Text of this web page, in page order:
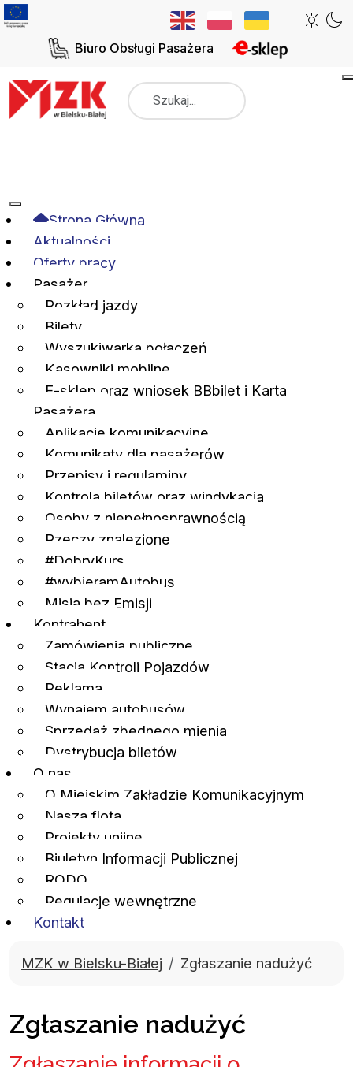
Biuro Obsługi Pasażera
Strona Główna
Aktualności
Oferty pracy
Pasażer
Rozkład jazdy
Bilety
Wyszukiwarka połączeń
Kasowniki mobilne
E-sklep oraz wniosek BBbilet i Karta
Pasażera
Aplikacje komunikacyjne
Komunikaty dla pasażerów
Przepisy i regulaminy
Kontrola biletów oraz windykacja
Osoby z niepełnosprawnością
Rzeczy znalezione
#DobryKurs
#wybieramAutobus
Misja bez Emisji
Kontrahent
Zamówienia publiczne
Stacja Kontroli Pojazdów
Reklama
Wynajem autobusów
Sprzedaż zbędnego mienia
Dystrybucja biletów
O nas
O Miejskim Zakładzie Komunikacyjnym
Nasza flota
Projekty unijne
Biuletyn Informacji Publicznej
RODO
Regulacje wewnętrzne
Kontakt
MZK w Bielsku-Białej Zgłaszanie nadużyć
Zgłaszanie nadużyć